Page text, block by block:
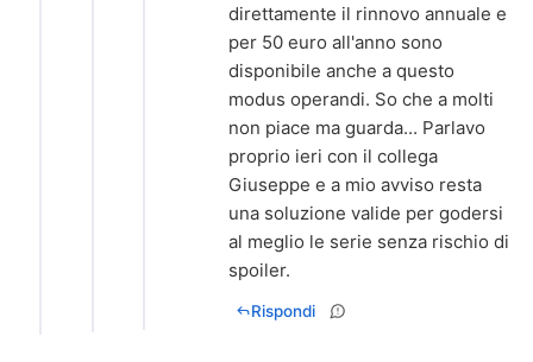
direttamente il rinnovo annuale e
per 50 euro all'anno sono
disponibile anche a questo
modus operandi. So che a molti
non piace ma guarda... Parlavo
proprio ieri con il collega
Giuseppe e a mio avviso resta
una soluzione valide per godersi
al meglio le serie senza rischio di
spoiler.
Rispondi